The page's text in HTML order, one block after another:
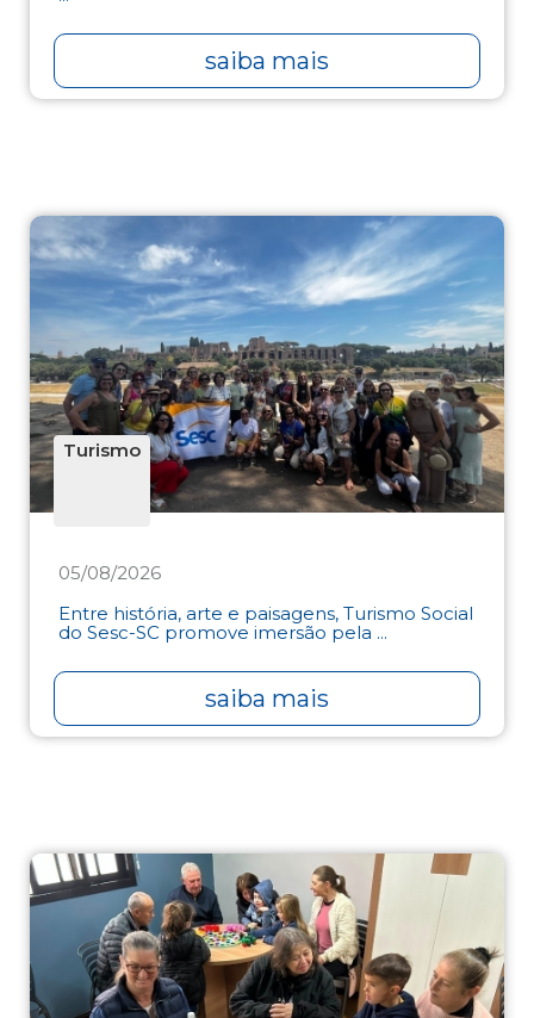
saiba mais
Turismo
05/08/2026
Entre história, arte e paisagens, Turismo Social
do Sesc-SC promove imersão pela ...
saiba mais